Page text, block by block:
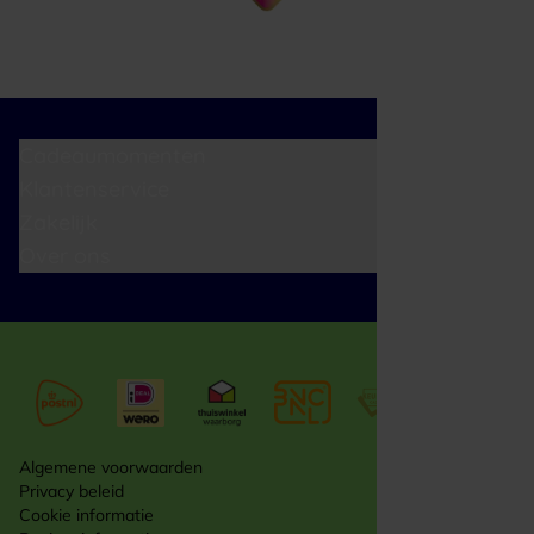
Algemene voorwaarden
Privacy beleid
Cookie informatie